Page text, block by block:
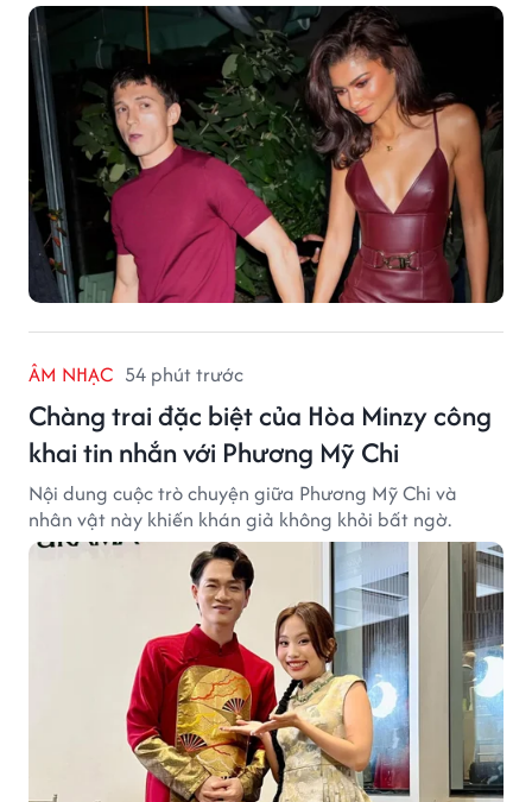
ÂM NHẠC 54 phút trước
Chàng trai đặc biệt của Hòa Minzy công
khai tin nhắn với Phương Mỹ Chi
Nội dung cuộc trò chuyện giữa Phương Mỹ Chi và
nhân vật này khiến khán giả không khỏi bất ngờ.